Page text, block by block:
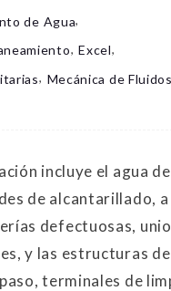
de Agua,
, Excel,
, Mecánica de Fluidos
incluye el agua
de alcantarillado,
defectuosas,
y las estructuras
terminales de